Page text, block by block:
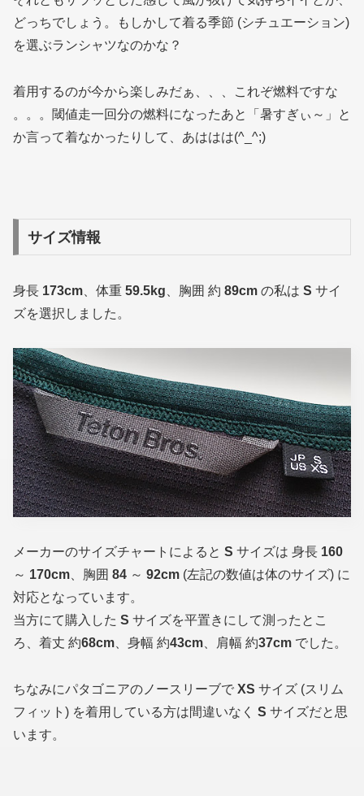
どっちでしょう。もしかして着る季節 (シチュエーション)
を選ぶランシャツなのかな？
着用するのが今から楽しみだぁ、、、これぞ燃料ですな
。。。閾値走一回分の燃料になったあと「暑すぎぃ～」と
か言って着なかったりして、あははは(^_^;)
サイズ情報
身長 173cm 、体重 59.5kg 、胸囲 約 89cm の私は S サイ
ズを選択しました。
メーカーのサイズチャートによると S サイズは 身長 160
～ 170cm 、胸囲 84 ～ 92cm (左記の数値は体のサイズ) に
対応となっています。
当方にて購入した S サイズを平置きにして測ったとこ
ろ、着丈 約68cm 、身幅 約43cm 、肩幅 約37cm でした。
ちなみにパタゴニアのノースリーブで XS サイズ (スリム
フィット) を着用している方は間違いなく S サイズだと思
います。